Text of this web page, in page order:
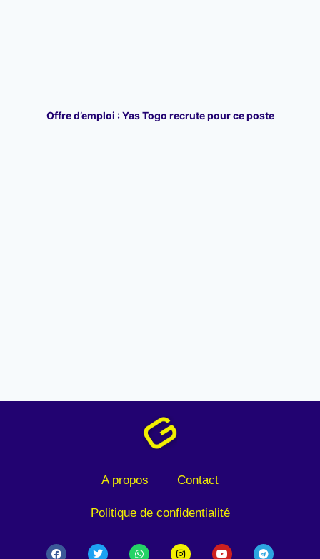
Offre d’emploi : Yas Togo recrute pour ce poste
A propos Contact
Politique de confidentialité